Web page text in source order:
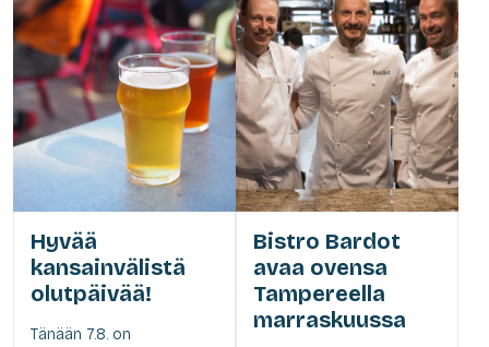
Hyvää
kansainvälistä
olutpäivää!
Tänään 7.8. on
Bistro Bardot
avaa ovensa
Tampereella
marraskuussa